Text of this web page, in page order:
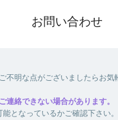
お問い合わせ
不明な点がございましたらお
連絡できない場合があります。
となっているかご確認下さい。